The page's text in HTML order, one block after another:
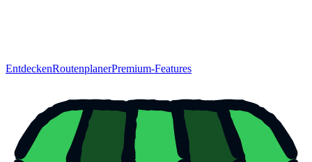
EntdeckenRoutenplanerPremium-Features